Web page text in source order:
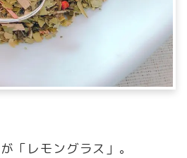
「レモングラス」。